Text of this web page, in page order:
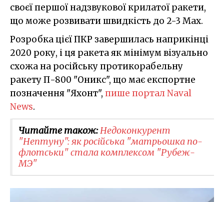
своєї першої надзвукової крилатої ракети,
що може розвивати швидкість до 2-3 Мах.
Розробка цієї ПКР завершилась наприкінці
2020 року, і ця ракета як мінімум візуально
схожа на російську протикорабельну
ракету П-800 "Оникс", що має експортне
позначення "Яхонт", пише портал Naval
News.
Читайте також:Недоконкурент
"Нептуну": як російська "матрьошка по-
флотськи" стала комплексом "Рубеж-
МЭ"